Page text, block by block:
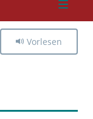
Vorlesen